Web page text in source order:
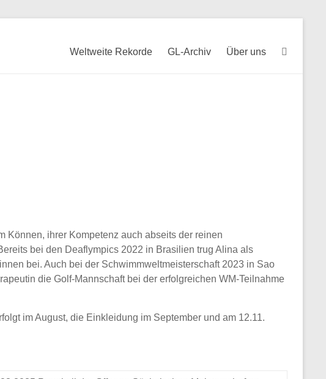
Weltweite Rekorde GL-Archiv Über uns
Können, ihrer Kompetenz auch abseits der reinen
bei den Deaflympics 2022 in Brasilien trug Alina als
bei. Auch bei der Schwimmweltmeisterschaft 2023 in Sao
die Golf-Mannschaft bei der erfolgreichen WM-Teilnahme
im August, die Einkleidung im September und am 12.11.